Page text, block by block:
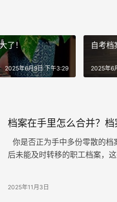
了！
2025年6月9日 下午3:29
自考档
2025年6
档案在手里怎么合并？档
你是否正为手中多份零散的
后未能及时转移的职工档案，
2025年11月3日